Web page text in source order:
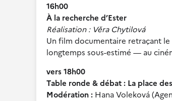
16h00
À la recherche d’Ester
Réalisation : Věra Chytilová
Un film documentaire retraçant
longtemps sous-estimé — au
vers 18h00
Table ronde & débat : La place
Modération : Hana Voleková